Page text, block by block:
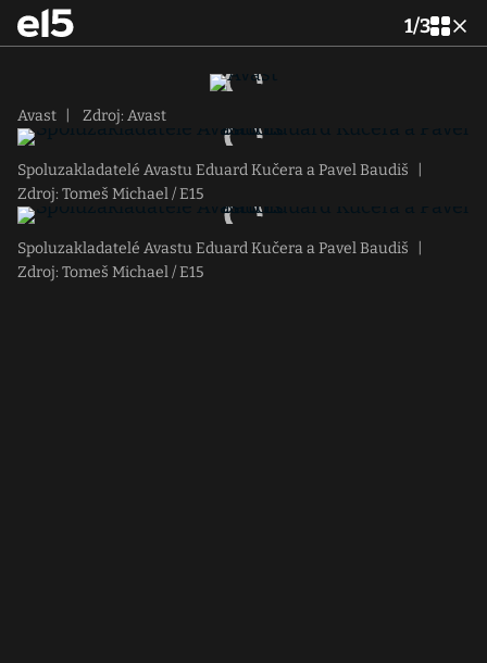
1/3
Avast Zdroj: Avast
Spoluzakladatelé Avastu Eduard Kučera a Pavel Baudiš
Zdroj: Tomeš Michael / E15
Spoluzakladatelé Avastu Eduard Kučera a Pavel Baudiš
Zdroj: Tomeš Michael / E15